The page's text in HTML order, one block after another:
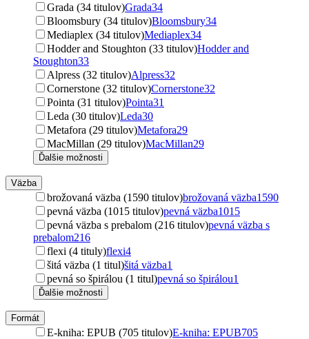
Grada (34 titulov)Grada34
Bloomsbury (34 titulov)Bloomsbury34
Mediaplex (34 titulov)Mediaplex34
Hodder and Stoughton (33 titulov)Hodder and
Stoughton33
Alpress (32 titulov)Alpress32
Cornerstone (32 titulov)Cornerstone32
Pointa (31 titulov)Pointa31
Leda (30 titulov)Leda30
Metafora (29 titulov)Metafora29
MacMillan (29 titulov)MacMillan29
Ďalšie možnosti
Väzba
brožovaná väzba (1590 titulov)brožovaná väzba1590
pevná väzba (1015 titulov)pevná väzba1015
pevná väzba s prebalom (216 titulov)pevná väzba s
prebalom216
flexi (4 tituly)flexi4
šitá väzba (1 titul)šitá väzba1
pevná so špirálou (1 titul)pevná so špirálou1
Ďalšie možnosti
Formát
E-kniha: EPUB (705 titulov)E-kniha: EPUB705